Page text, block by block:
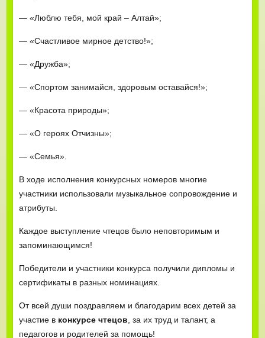
— «Люблю тебя, мой край – Алтай»;
— «Счастливое мирное детство!»;
— «Дружба»;
— «Спортом занимайся, здоровым оставайся!»;
— «Красота природы»;
— «О героях Отчизны»;
— «Семья».
В ходе исполнения конкурсных номеров многие
участники использовали музыкальное сопровождение и
атрибуты.
Каждое выступление чтецов было неповторимым и
запоминающимся!
Победители и участники конкурса получили дипломы и
сертификаты в разных номинациях.
От всей души поздравляем и благодарим всех детей за
участие в конкурсе чтецов , за их труд и талант, а
педагогов и родителей за помощь!